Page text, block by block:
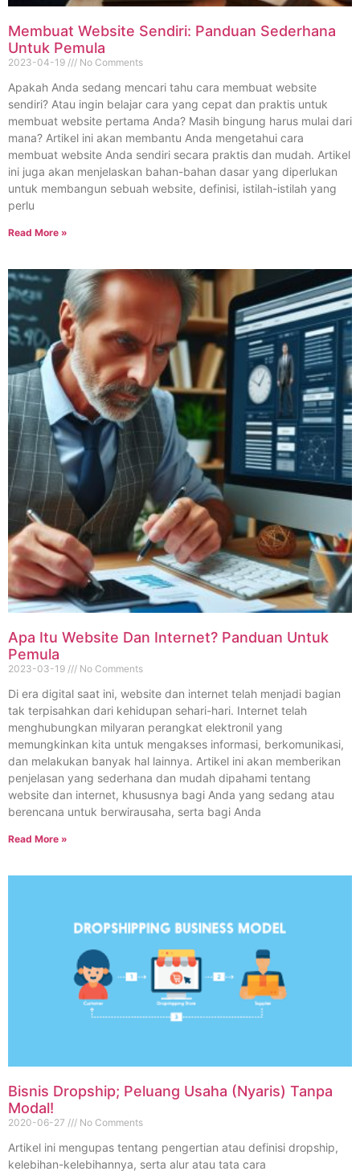
Membuat Website Sendiri: Panduan Sederhana
Untuk Pemula
2023-04-19 No Comments
Apakah Anda sedang mencari tahu cara membuat website
sendiri? Atau ingin belajar cara yang cepat dan praktis untuk
membuat website pertama Anda? Masih bingung harus mulai dari
mana? Artikel ini akan membantu Anda mengetahui cara
membuat website Anda sendiri secara praktis dan mudah. Artikel
ini juga akan menjelaskan bahan-bahan dasar yang diperlukan
untuk membangun sebuah website, definisi, istilah-istilah yang
perlu
Read More »
Apa Itu Website Dan Internet? Panduan Untuk
Pemula
2023-03-19 No Comments
Di era digital saat ini, website dan internet telah menjadi bagian
tak terpisahkan dari kehidupan sehari-hari. Internet telah
menghubungkan milyaran perangkat elektronil yang
memungkinkan kita untuk mengakses informasi, berkomunikasi,
dan melakukan banyak hal lainnya. Artikel ini akan memberikan
penjelasan yang sederhana dan mudah dipahami tentang
website dan internet, khususnya bagi Anda yang sedang atau
berencana untuk berwirausaha, serta bagi Anda
Read More »
Bisnis Dropship; Peluang Usaha (Nyaris) Tanpa
Modal!
2020-06-27 No Comments
Artikel ini mengupas tentang pengertian atau definisi dropship,
kelebihan-kelebihannya, serta alur atau tata cara